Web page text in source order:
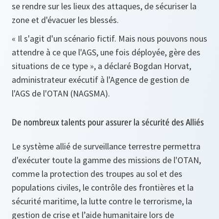
se rendre sur les lieux des attaques, de sécuriser la
zone et d'évacuer les blessés.
« Il s'agit d'un scénario fictif. Mais nous pouvons nous
attendre à ce que l'AGS, une fois déployée, gère des
situations de ce type », a déclaré Bogdan Horvat,
administrateur exécutif à l'Agence de gestion de
l'AGS de l'OTAN (NAGSMA).
De nombreux talents pour assurer la sécurité des Alliés
Le système allié de surveillance terrestre permettra
d'exécuter toute la gamme des missions de l'OTAN,
comme la protection des troupes au sol et des
populations civiles, le contrôle des frontières et la
sécurité maritime, la lutte contre le terrorisme, la
gestion de crise et l’aide humanitaire lors de